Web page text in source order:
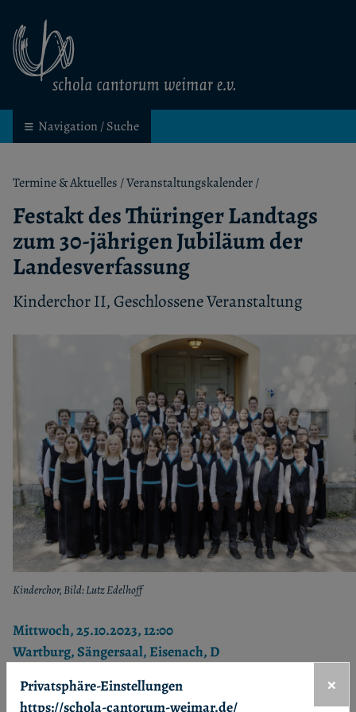
schola cantorum weimar
Navigation / Suche
Termine & Aktuelles /Veranstaltungskalender/
Festakt des Thüringer Landtags
zum 30-jährigen Jubiläum der
Landesverfassung
Kinderchor II, Geschlossene Veranstaltung
Kinderchor, Bild: Lutz Edelhoff
Mittwoch, 25.10.2023, 12:00
Wartburg, Sängersaal, Eisenach, D
Privatsphäre-Einstellungen
https://schola-cantorum-weimar.de/
×